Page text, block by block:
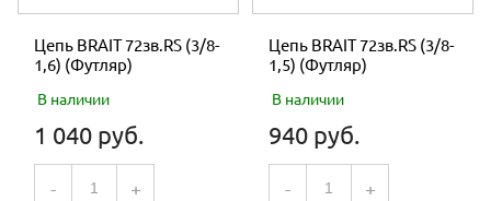
Цепь BRAIT 72зв.RS (3/8-
1,6) (Футляр)
В наличии
1 040 руб.
- +
Цепь BRAIT 72зв.RS (3/8-
1,5) (Футляр)
В наличии
940 руб.
- +